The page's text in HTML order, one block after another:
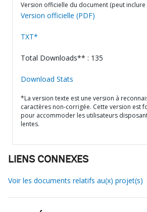
Version officielle du document (peut
Version officielle (PDF)
TXT*
Total Downloads** : 135
Download Stats
*La version texte est une version à
caractères non-corrigée. Cette version est
pour accommoder les utilisateurs
lentes.
LIENS CONNEXES
Voir les documents relatifs au(x) projet(s)